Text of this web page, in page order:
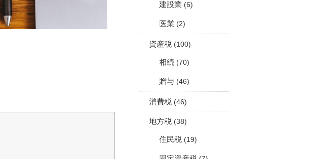
建設業 (6)
医業 (2)
資産税 (100)
相続 (70)
贈与 (46)
消費税 (46)
地方税 (38)
住民税 (19)